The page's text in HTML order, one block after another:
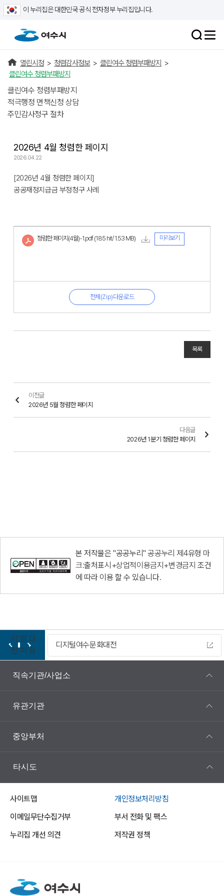
이 누리집은 대한민국 공식 전자정부 누리집입니다.
열린시정 > 청렴감사정보 > 클린여수 청렴부패방지 >
클린여수 청렴부패방지
클린여수 청렴부패방지
적극행정 면책신청 상담
주민감사청구 절차
2026년 4월 청렴한 페이지
2026.04.22
[2026년 4월 청렴한 페이지]
공공재정지급금 부정청구 사례
청렴한 페이지(4월)-1.pdf (185 hit/ 1.53 MB) 미리보기
전체(Zip)다운로드
목록
이전글
2026년 5월 청렴한 페이지
다음글
2026년 1분기 청렴한 페이지
본 저작물은 "공공누리"공공누리 제4유형 마
크:출처표시+상업적이용금지+변경금지 조건
에 따라 이용 할 수 있습니다.
이
전
정
지
다
음
디지털여수문화대전
직속기관/사업소
유관기관
중앙부처
타시도
사이트맵
개인정보처리방침
이메일무단수집거부
부서 전화 및 팩스
누리집 개선 의견
저작권 정책